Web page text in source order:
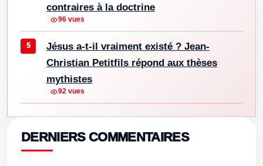
contraires à la doctrine
96 vues
Jésus a-t-il vraiment existé ? Jean-
Christian Petitfils répond aux thèses
mythistes
92 vues
DERNIERS COMMENTAIRES